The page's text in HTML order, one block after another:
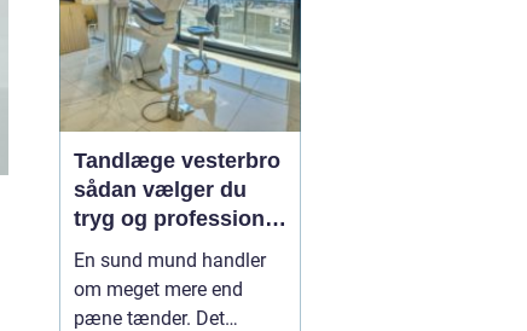
Tandlæge vesterbro
sådan vælger du
tryg og professionel
tandpleje
En sund mund handler
om meget mere end
pæne tænder. Det